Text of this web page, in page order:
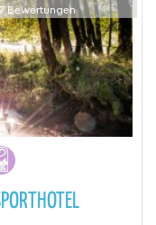
7 Bewertungen